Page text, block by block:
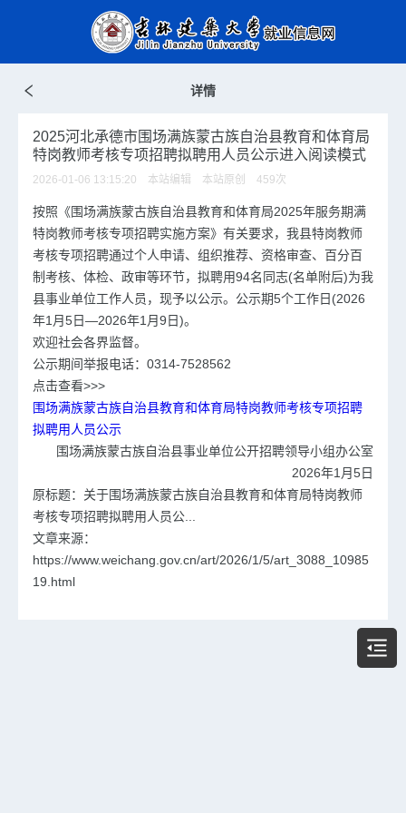
详情
2025河北承德市围场满族蒙古族自治县教育和体育局
特岗教师考核专项招聘拟聘用人员公示进入阅读模式
2026-01-06 13:15:20 本站编辑 本站原创 459次
按照《围场满族蒙古族自治县教育和体育局2025年服务期满
特岗教师考核专项招聘实施方案》有关要求，我县特岗教师
考核专项招聘通过个人申请、组织推荐、资格审查、百分百
制考核、体检、政审等环节，拟聘用94名同志(名单附后)为我
县事业单位工作人员，现予以公示。公示期5个工作日(2026
年1月5日—2026年1月9日)。
欢迎社会各界监督。
公示期间举报电话：0314-7528562
点击查看>>>
围场满族蒙古族自治县教育和体育局特岗教师考核专项招聘
拟聘用人员公示
围场满族蒙古族自治县事业单位公开招聘领导小组办公室
2026年1月5日
原标题：关于围场满族蒙古族自治县教育和体育局特岗教师
考核专项招聘拟聘用人员公...
文章来源：
https://www.weichang.gov.cn/art/2026/1/5/art_3088_10985
19.html